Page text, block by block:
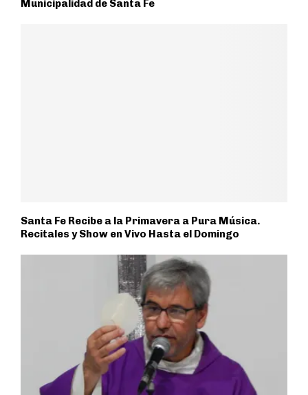
Municipalidad de Santa Fe
Santa Fe Recibe a la Primavera a Pura Música.
Recitales y Show en Vivo Hasta el Domingo